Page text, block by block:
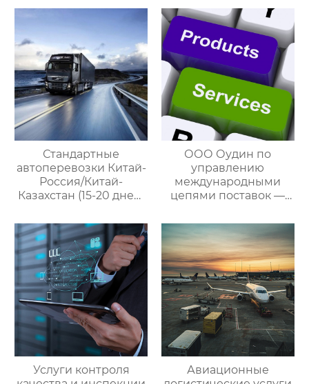
международными
услуги
посреднических
закупок Китай-Россия:
комплексное
решение ваших
трансграничных задач
Стандартные
автоперевозки Китай-
Россия/Китай-
Казахстан (15-20 дней)
управлению
международными
цепями поставок
ООО Оудин по
управлению
международными
цепями поставок —
мире китайско-
российских закупок
Услуги контроля
Авиационные